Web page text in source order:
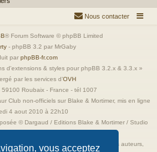
vous acceptez
Nous contacter
® Forum Software © phpBB Limited
- phpBB 3.2 par MrGaby
par phpBB-fr.com
d'extensions & styles pour phpBB 3.2.x & 3.3.x »
par les services d’OVH
Roubaix - France - tél 1007
Club non-officiels sur Blake & Mortimer, mis en ligne
4 aout 2010 à 22h10
© Dargaud / Editions Blake & Mortimer / Studio
pages sont la propriété exclusive de leurs auteurs,